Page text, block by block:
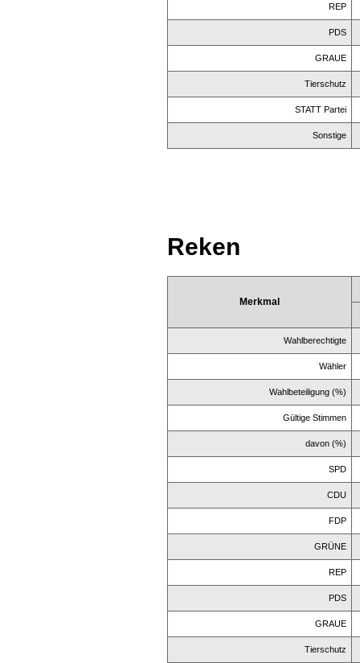
REP
PDS
GRAUE
Tierschutz
STATT Partei
Sonstige
Reken
Merkmal
Wahlberechtigte
Wähler
Wahlbeteiligung (%)
Gültige Stimmen
davon (%)
SPD
CDU
FDP
GRÜNE
REP
PDS
GRAUE
Tierschutz